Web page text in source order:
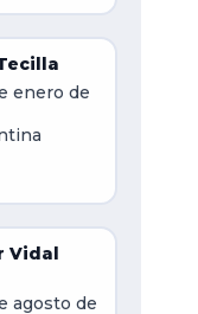
enero de
Vidal
agosto de